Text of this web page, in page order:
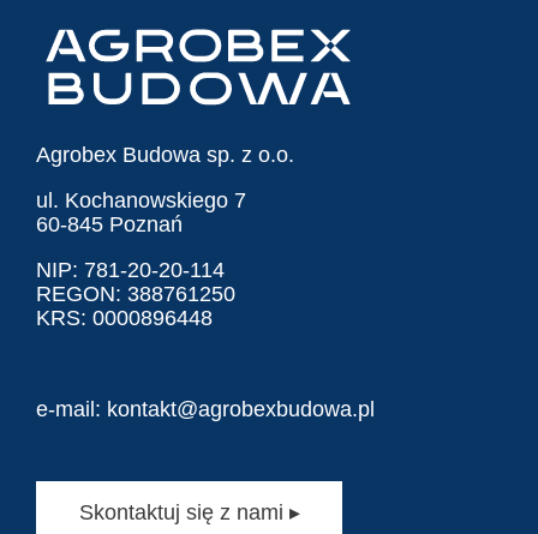
Agrobex Budowa sp. z o.o.
ul. Kochanowskiego 7
60-845 Poznań
NIP: 781-20-20-114
REGON: 388761250
KRS: 0000896448
e-mail: kontakt@agrobexbudowa.pl
Skontaktuj się z nami ▸